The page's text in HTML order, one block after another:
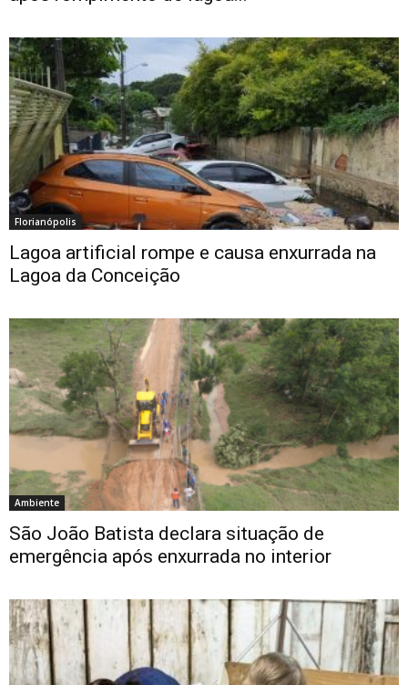
Florianópolis
Lagoa artificial rompe e causa enxurrada na
Lagoa da Conceição
Ambiente
São João Batista declara situação de
emergência após enxurrada no interior